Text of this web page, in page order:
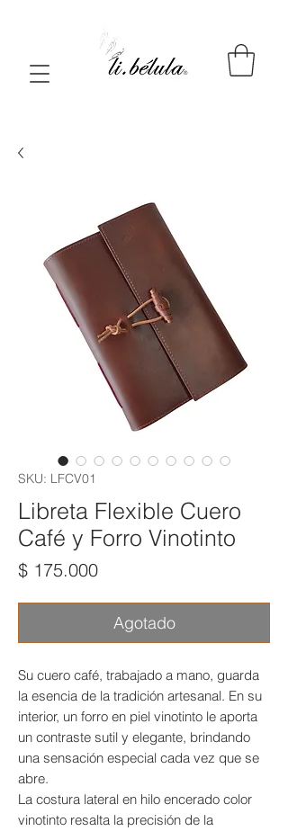
SKU: LFCV01
Libreta Flexible Cuero
Café y Forro Vinotinto
$ 175.000Precio
Agotado
Su cuero café, trabajado a mano, guarda
la esencia de la tradición artesanal. En su
interior, un forro en piel vinotinto le aporta
un contraste sutil y elegante, brindando
una sensación especial cada vez que se
abre.
La costura lateral en hilo encerado color
vinotinto resalta la precisión de la